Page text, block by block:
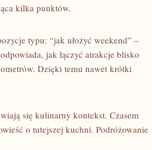
kilka punktów.
typu: “jak ułożyć weekend” –
jak łączyć atrakcje blisko
Dzięki temu nawet krótki
się kulinarny kontekst. Czasem
o tutejszej kuchni. Podróżowanie